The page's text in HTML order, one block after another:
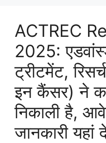
ACTREC
2025:
ट्रीटमेंट,
इन कैंसर) ने कई
निकाली है,
जानकारी यहां